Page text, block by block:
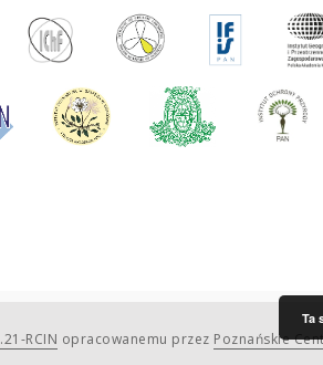
RCIN opracowanemu przez Poznańskie
Ta